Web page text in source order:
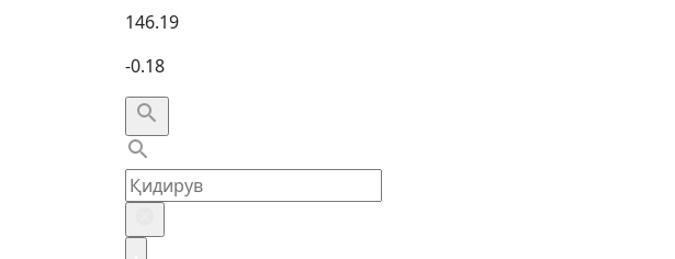
146.19
-0.18